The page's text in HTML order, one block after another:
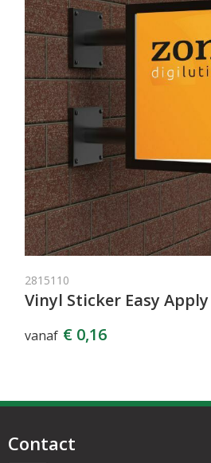
2815110
Vinyl Sticker Easy Apply
vanaf € 0,16
Contact